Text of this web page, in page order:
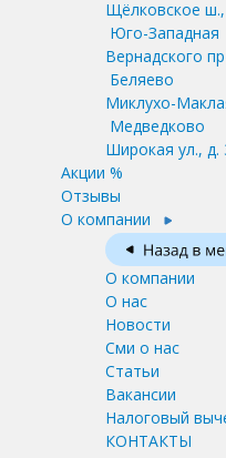
Щёлковское ш.,
Юго-Западная
Вернадского
Беляево
Миклухо-
Медведково
Широкая ул., д.
Акции %
Отзывы
О компании
О компании
О нас
Новости
Сми о нас
Статьи
Вакансии
Налоговый
КОНТАКТЫ